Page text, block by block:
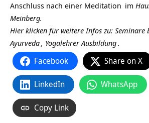
Anschluss nach einer Meditation im
Meinberg.
Hier klicken für weitere Infos zu: Seminare
Ayurveda, Yogalehrer Ausbildung.
Facebook Share on X
LinkedIn WhatsApp
Copy Link